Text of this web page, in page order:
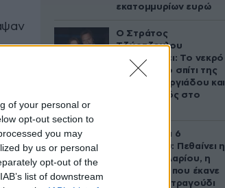
of your personal or
opt-out section to
you may
by us or personal
opt-out of the
list of downstream
εκατομμυρίων ευρώ
Ο Στράτος
Τζώρτζογλου
αποκαλύπτει: Το νεκρό
έμβρυο στο σπίτι της
Μαρίας Γεωργιάδου και
ο εγκλεισμός στο
Σαν σήμερα 6
Αυγούστου: Πεθαίνει η
Ρίτα Σακελλαρίου, η
λαϊκή ντίβα που έκανε
τη ζωή της τραγούδι